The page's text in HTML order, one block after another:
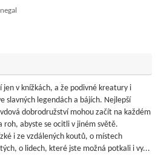
jen v knížkách, a že podivné kreatury i
slavných legendách a bájích. Nejlepší
dobrodružství mohou začít na každém
roh, abyste se ocitli v jiném světě.
i ze vzdálených koutů, o místech
o lidech, které jste možná potkali i vy...